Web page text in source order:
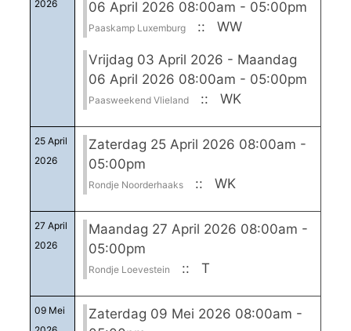
2026
06 April 2026 08:00am - 05:00pm
Paaskamp Luxemburg :: WW
Vrijdag 03 April 2026 - Maandag
06 April 2026 08:00am - 05:00pm
Paasweekend Vlieland :: WK
25 April
2026
Zaterdag 25 April 2026 08:00am -
05:00pm
Rondje Noorderhaaks :: WK
27 April
2026
Maandag 27 April 2026 08:00am -
05:00pm
Rondje Loevestein :: T
09 Mei
Zaterdag 09 Mei 2026 08:00am -